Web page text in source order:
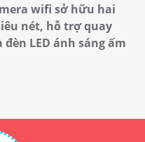
wifi sở hữu hai
nét, hỗ trợ quay
LED ánh sáng ấm